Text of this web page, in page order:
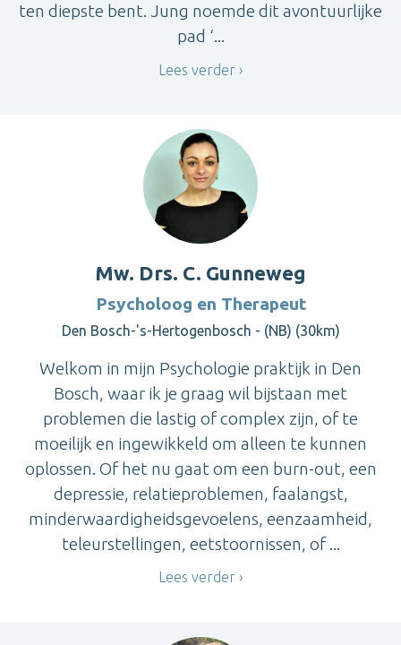
ten diepste bent. Jung noemde dit avontuurlijke
pad ‘...
Lees verder
Mw. Drs. C. Gunneweg
Psycholoog en Therapeut
Den Bosch-'s-Hertogenbosch - (NB) (30km)
Welkom in mijn Psychologie praktijk in Den
Bosch, waar ik je graag wil bijstaan met
problemen die lastig of complex zijn, of te
moeilijk en ingewikkeld om alleen te kunnen
oplossen. Of het nu gaat om een burn-out, een
depressie, relatieproblemen, faalangst,
minderwaardigheidsgevoelens, eenzaamheid,
teleurstellingen, eetstoornissen, of ...
Lees verder